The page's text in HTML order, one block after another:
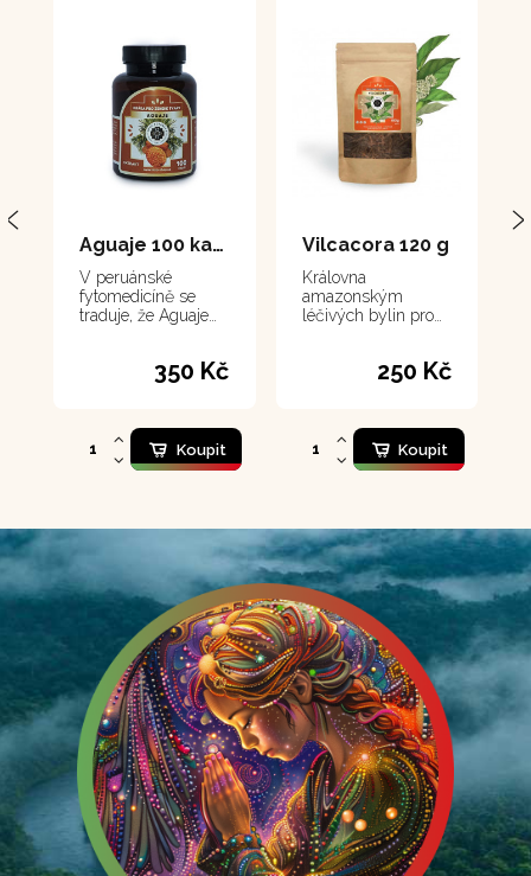
Aguaje 100 kapsle
V peruánské
fytomedicíně se
traduje, že Aguaje
350 Kč
Koupit
Vilcacora 120 g
Královna
amazonským
léčivých bylin pro
normálního stavu
250 Kč
Koupit